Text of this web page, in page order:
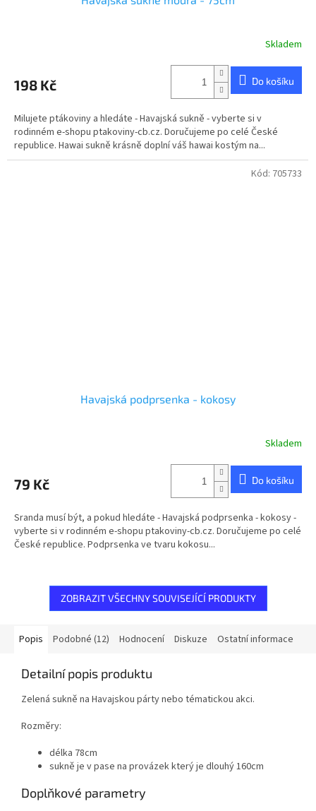
je
z
5
hvězdiček.
Skladem
198 Kč Do košíku
Milujete ptákoviny a hledáte - Havajská sukně - vyberte si v
rodinném e-shopu ptakoviny-cb.cz. Doručujeme po celé České
republice. Hawai sukně krásně doplní váš hawai kostým na...
Havajská podprsenka - kokosy
je
z
5
hvězdiček.
Skladem
79 Kč Do košíku
Sranda musí být, a pokud hledáte - Havajská podprsenka - kokosy -
vyberte si v rodinném e-shopu ptakoviny-cb.cz. Doručujeme po celé
České republice. Podprsenka ve tvaru kokosu...
Kód: 705733
ZOBRAZIT VŠECHNY SOUVISEJÍCÍ PRODUKTY
Popis Podobné (12) Hodnocení Diskuze Ostatní informace
Detailní popis produktu
Zelená sukně na Havajskou párty nebo tématickou akci.
Rozměry:
délka 78cm
sukně je v pase na provázek který je dlouhý 160cm
Doplňkové parametry